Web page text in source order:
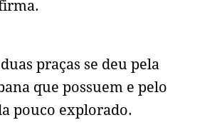
praças se deu pela
que possuem e pelo
pouco explorado.